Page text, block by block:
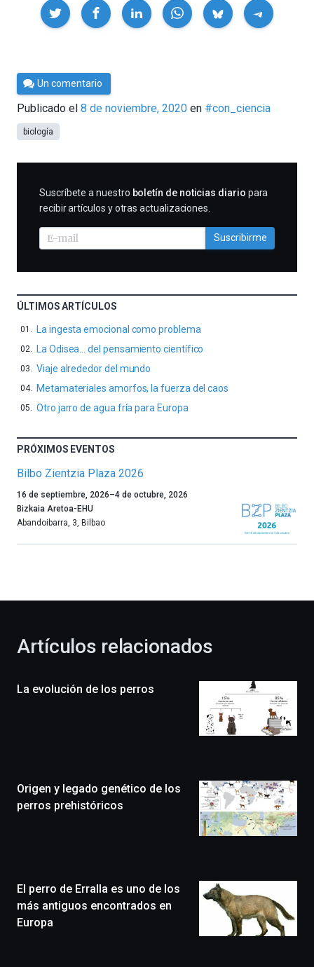
Compartir
Por
Cultura
Cientifica
Un comentario
Publicado el 8 de noviembre, 2020 en #con_ciencia
biología
SUSCRIBIRME
Suscríbete a nuestro boletín de noticias diario para
recibir artículos y otras actualizaciones.
Suscribirme
ÚLTIMOS ARTÍCULOS
La ingesta emocional como problema
La Odisea… del pensamiento científico
Viaje alrededor del mundo
Metamateriales amorfos, la fuerza del caos
Otro jarro de agua fría para Europa
PRÓXIMOS EVENTOS
Bilbo Zientzia Plaza 2026
Un
año
más,
celebración
novena
un
festival
monólogos,
exposiciones,
conferencias,
docufórums
16 de septiembre, 2026–4 de octubre, 2026
Bizkaia Aretoa-EHU
Abandoibarra, 3 Bilbao
Artículos relacionados
La evolución de los perros
Origen y legado genético de los
perros prehistóricos
El perro de Erralla es uno de los
más antiguos encontrados en
Europa